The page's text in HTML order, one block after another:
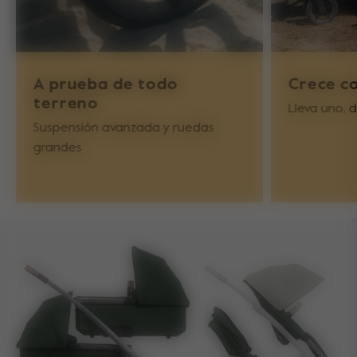
A prueba de todo
terreno
Suspensión avanzada y ruedas
grandes
Crece
Lleva uno,